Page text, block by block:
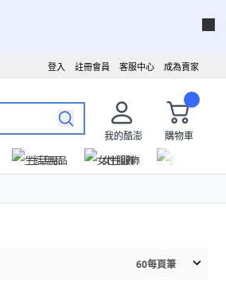
成為賣家
客服中心
註冊會員
登入
我的酷澎
購物車
生活用品 女性服飾
60每頁筆